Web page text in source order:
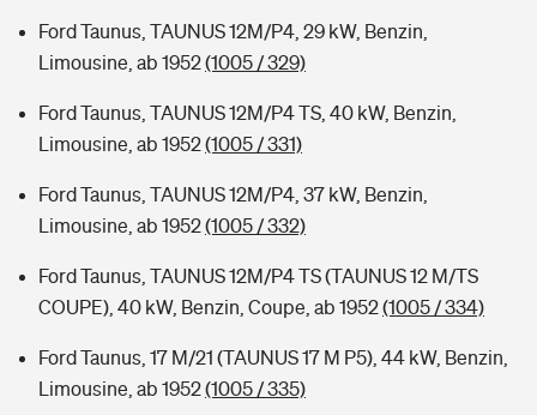
Ford Taunus, TAUNUS 12M/P4, 29 kW, Benzin,
Limousine, ab 1952(1005 / 329)
Ford Taunus, TAUNUS 12M/P4 TS, 40 kW, Benzin,
Limousine, ab 1952(1005 / 331)
Ford Taunus, TAUNUS 12M/P4, 37 kW, Benzin,
Limousine, ab 1952(1005 / 332)
Ford Taunus, TAUNUS 12M/P4 TS (TAUNUS 12 M/TS
COUPE), 40 kW, Benzin, Coupe, ab 1952(1005 / 334)
Ford Taunus, 17 M/21 (TAUNUS 17 M P5), 44 kW, Benzin,
Limousine, ab 1952(1005 / 335)